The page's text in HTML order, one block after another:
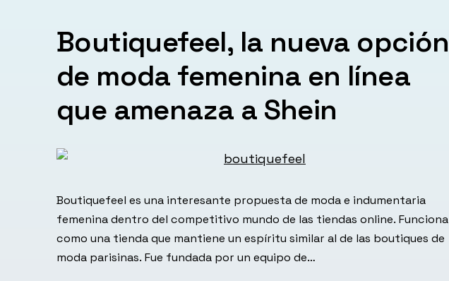
Boutiquefeel, la nueva opción
de moda femenina en línea
que amenaza a Shein
Boutiquefeel es una interesante propuesta de moda e indumentaria
femenina dentro del competitivo mundo de las tiendas online. Funciona
como una tienda que mantiene un espíritu similar al de las boutiques de
moda parisinas. Fue fundada por un equipo de…